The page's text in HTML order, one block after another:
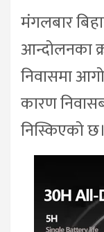
मंगलबार
आन्दोलनका
निवासमा
कारण
निस्किएको छ।